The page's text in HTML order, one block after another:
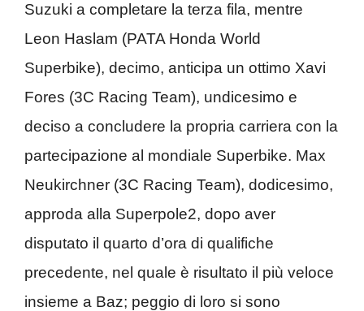
Suzuki a completare la terza fila, mentre
Leon Haslam (PATA Honda World
Superbike), decimo, anticipa un ottimo Xavi
Fores (3C Racing Team), undicesimo e
deciso a concludere la propria carriera con la
partecipazione al mondiale Superbike. Max
Neukirchner (3C Racing Team), dodicesimo,
approda alla Superpole2, dopo aver
disputato il quarto d’ora di qualifiche
precedente, nel quale è risultato il più veloce
insieme a Baz; peggio di loro si sono